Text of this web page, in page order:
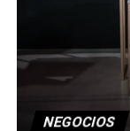
NEGOCIOS